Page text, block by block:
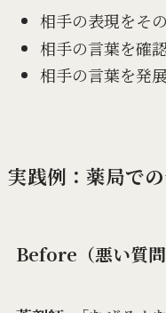
相手の表現をそ
相手の言葉を確
相手の言葉を発
実践例：薬局で
Before（悪い質問